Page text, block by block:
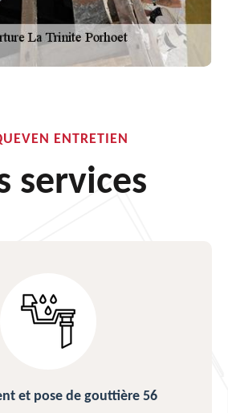
ENTRETIEN
services
et pose de gouttière 56